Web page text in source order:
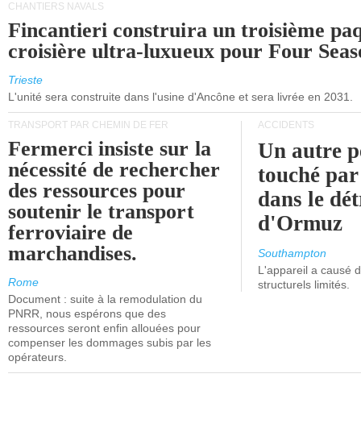
CHANTIERS NAVALS
Fincantieri construira un troisième
croisière ultra-luxueux pour Four
Trieste
L'unité sera construite dans l'usine d'Ancône et sera livrée en 2031.
TRANSPORT PAR CHEMIN DE FER
Fermerci insiste sur la
nécessité de rechercher
des ressources pour
soutenir le transport
ferroviaire de
marchandises.
Rome
Document : suite à la remodulation du
PNRR, nous espérons que des
ressources seront enfin allouées pour
compenser les dommages subis par les
opérateurs.
ACCIDENTS
Un autre
touché
dans le
d'Ormuz
Southampton
L'appareil a causé
structurels limités.